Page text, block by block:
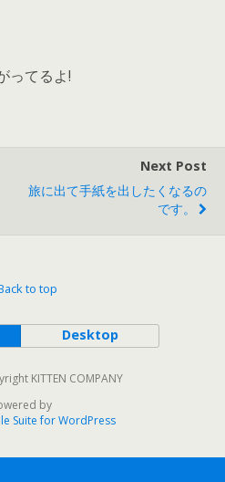
ってるよ!
Next Post
旅に出て手紙を出したくなるの
です。
to top
Desktop
KITTEN COMPANY
by
Suite for WordPress